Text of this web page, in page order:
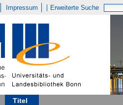
Impressum Erweiterte Suche
Titel